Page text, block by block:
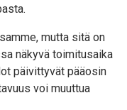
mutta sitä on
näkyvä toimitusaika
päivittyvät pääosin
voi muuttua